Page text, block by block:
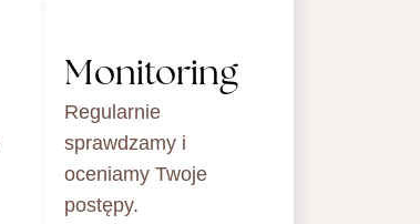
Monitoring
Regularnie
sprawdzamy i
oceniamy Twoje
postępy.